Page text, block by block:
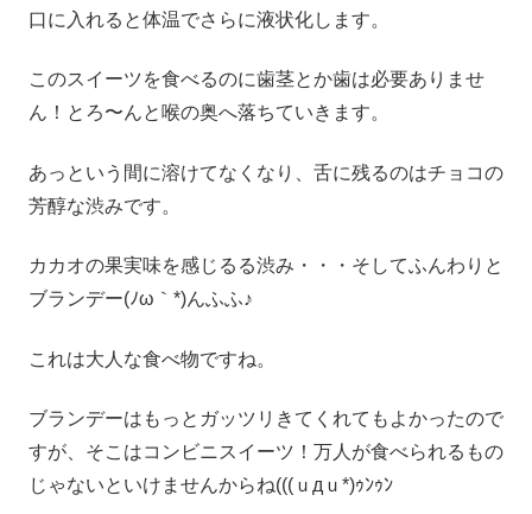
口に入れると体温でさらに液状化します。
このスイーツを食べるのに歯茎とか歯は必要ありませ
ん！とろ〜んと喉の奥へ落ちていきます。
あっという間に溶けてなくなり、舌に残るのはチョコの
芳醇な渋みです。
カカオの果実味を感じるる渋み・・・そしてふんわりと
ブランデー(ﾉω｀*)んふふ♪
これは大人な食べ物ですね。
ブランデーはもっとガッツリきてくれてもよかったので
すが、そこはコンビニスイーツ！万人が食べられるもの
じゃないといけませんからね(((ｕдｕ*)ｩﾝｩﾝ